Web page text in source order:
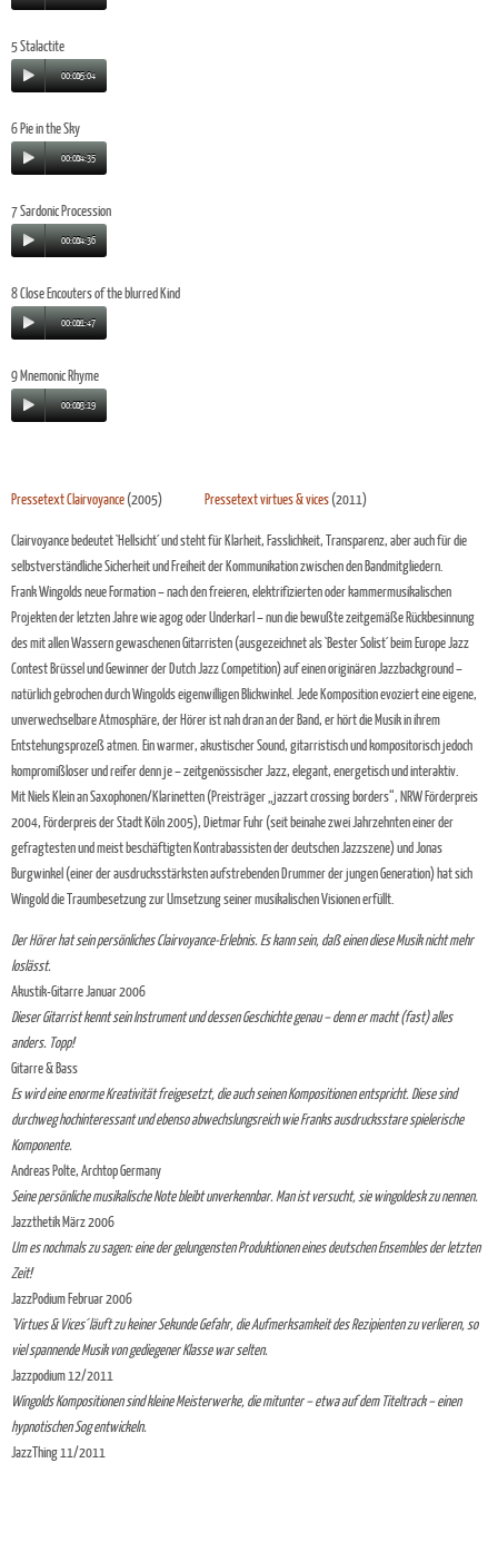
5 Stalactite
00:0005:04
6 Pie in the Sky
00:0004:35
7 Sardonic Procession
00:0004:36
8 Close Encouters of the blurred Kind
00:0001:47
9 Mnemonic Rhyme
00:0003:19
Pressetext Clairvoyance (2005) Pressetext virtues & vices (2011)
Clairvoyance bedeutet `Hellsicht´ und steht für Klarheit, Fasslichkeit, Transparenz, aber auch für die
selbstverständliche Sicherheit und Freiheit der Kommunikation zwischen den Bandmitgliedern.
Frank Wingolds neue Formation – nach den freieren, elektrifizierten oder kammermusikalischen
Projekten der letzten Jahre wie agog oder Underkarl – nun die bewußte zeitgemäße Rückbesinnung
des mit allen Wassern gewaschenen Gitarristen (ausgezeichnet als `Bester Solist´ beim Europe Jazz
Contest Brüssel und Gewinner der Dutch Jazz Competition) auf einen originären Jazzbackground –
natürlich gebrochen durch Wingolds eigenwilligen Blickwinkel. Jede Komposition evoziert eine eigene,
unverwechselbare Atmosphäre, der Hörer ist nah dran an der Band, er hört die Musik in ihrem
Entstehungsprozeß atmen. Ein warmer, akustischer Sound, gitarristisch und kompositorisch jedoch
kompromißloser und reifer denn je – zeitgenössischer Jazz, elegant, energetisch und interaktiv.
Mit Niels Klein an Saxophonen/Klarinetten (Preisträger „jazzart crossing borders“, NRW Förderpreis
2004, Förderpreis der Stadt Köln 2005), Dietmar Fuhr (seit beinahe zwei Jahrzehnten einer der
gefragtesten und meist beschäftigten Kontrabassisten der deutschen Jazzszene) und Jonas
Burgwinkel (einer der ausdrucksstärksten aufstrebenden Drummer der jungen Generation) hat sich
Wingold die Traumbesetzung zur Umsetzung seiner musikalischen Visionen erfüllt.
Der Hörer hat sein persönliches Clairvoyance-Erlebnis. Es kann sein, daß einen diese Musik nicht mehr
loslässt.
Akustik-Gitarre Januar 2006
Dieser Gitarrist kennt sein Instrument und dessen Geschichte genau – denn er macht (fast) alles
anders. Topp!
Gitarre & Bass
Es wird eine enorme Kreativität freigesetzt, die auch seinen Kompositionen entspricht. Diese sind
durchweg hochinteressant und ebenso abwechslungsreich wie Franks ausdrucksstare spielerische
Komponente.
Andreas Polte, Archtop Germany
Seine persönliche musikalische Note bleibt unverkennbar. Man ist versucht, sie wingoldesk zu nennen.
Jazzthetik März 2006
Um es nochmals zu sagen: eine der gelungensten Produktionen eines deutschen Ensembles der letzten
Zeit!
JazzPodium Februar 2006
`Virtues & Vices´ läuft zu keiner Sekunde Gefahr, die Aufmerksamkeit des Rezipienten zu verlieren, so
viel spannende Musik von gediegener Klasse war selten.
Jazzpodium 12/2011
Wingolds Kompositionen sind kleine Meisterwerke, die mitunter – etwa auf dem Titeltrack – einen
hypnotischen Sog entwickeln.
JazzThing 11/2011